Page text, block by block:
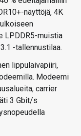
näyttöjä, 4K
LPDDR5-muistia
-tallennustilaa.
lippulaivapiiri,
Modeemi
carrier
3 Gbit/s